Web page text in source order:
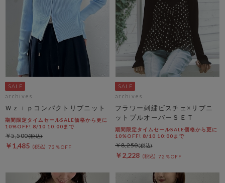
archives
Ｗｚｉｐコンパクトリブニット
期間限定タイムセールSALE価格から更に
10%OFF! 8/10 10:00まで
￥1,485 73％OFF
￥5,500
archives
フラワー刺繍ビスチェ×リブニ
ットプルオーバーＳＥＴ
期間限定タイムセールSALE価格から更に
10%OFF! 8/10 10:00まで
￥2,228 72％OFF
￥8,250